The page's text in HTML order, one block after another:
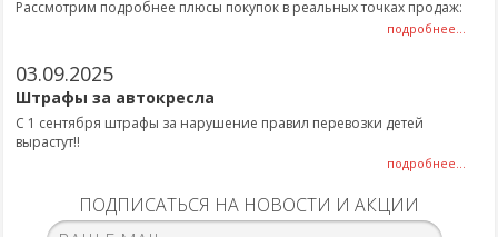
Рассмотрим подробнее плюсы покупок в реальных точках продаж:
подробнее...
03.09.2025
Штрафы за автокресла
С 1 сентября штрафы за нарушение правил перевозки детей
вырастут!!
подробнее...
ПОДПИСАТЬСЯ НА НОВОСТИ И АКЦИИ